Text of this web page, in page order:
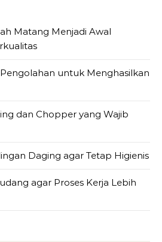
Matang Menjadi Awal
untuk Menghasilkan
dan Chopper yang Wajib
Daging agar Tetap Higienis
agar Proses Kerja Lebih